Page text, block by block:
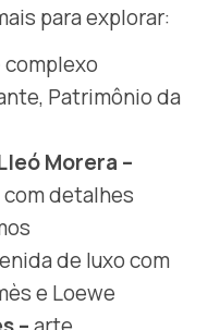
para explorar:
complexo
Patrimônio da
Morera –
detalhes
de luxo com
e Loewe